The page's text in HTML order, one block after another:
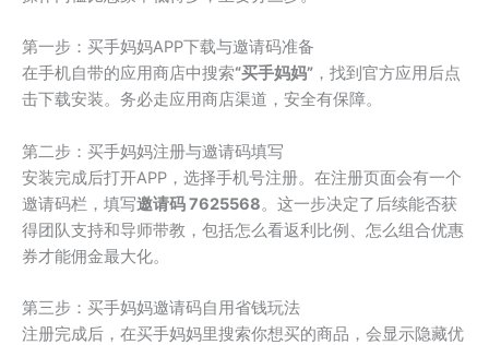
第一步：买手妈妈APP下载与邀请码准备
在手机自带的应用商店中搜索“买手妈妈” ，找到官方应用后点
击下载安装。务必走应用商店渠道，安全有保障。
第二步：买手妈妈注册与邀请码填写
安装完成后打开APP，选择手机号注册。在注册页面会有一个
邀请码栏，填写邀请码 7625568。这一步决定了后续能否获
得团队支持和导师带教，包括怎么看返利比例、怎么组合优惠
券才能佣金最大化。
第三步：买手妈妈邀请码自用省钱玩法
注册完成后，在买手妈妈里搜索你想买的商品，会显示隐藏优